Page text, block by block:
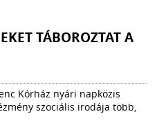
TÁBOROZTAT A
Kórház nyári napközis
szociális irodája több,